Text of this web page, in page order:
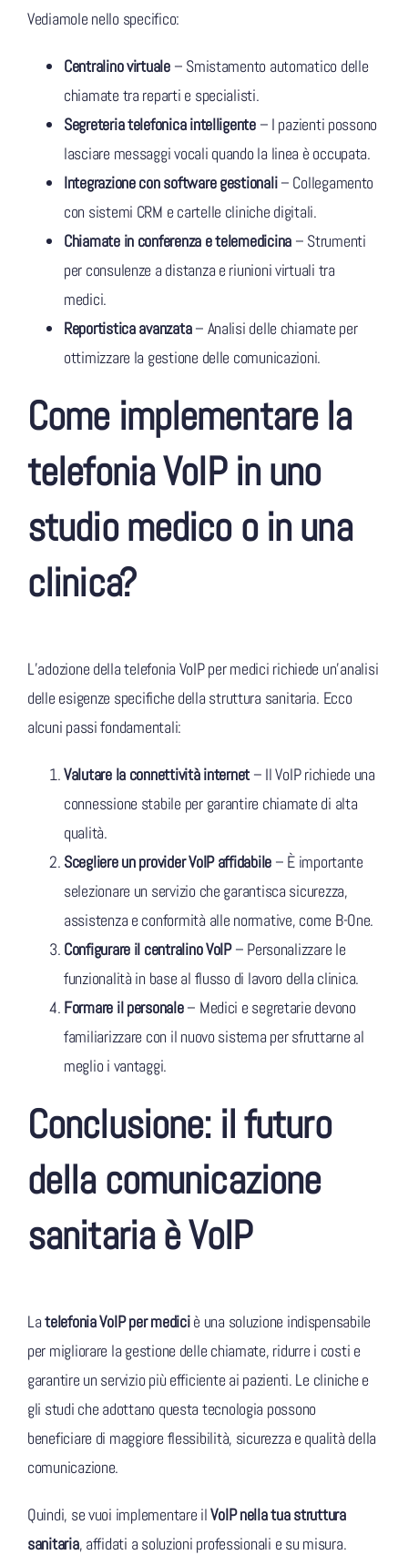
Vediamole nello specifico:
Centralino virtuale– Smistamento automatico delle
chiamate tra reparti e specialisti.
Segreteria telefonica intelligente– I pazienti possono
lasciare messaggi vocali quando la linea è occupata.
Integrazione con software gestionali– Collegamento
con sistemi CRM e cartelle cliniche digitali.
Chiamate in conferenza e telemedicina – Strumenti
per consulenze a distanza e riunioni virtuali tra
medici.
Reportistica avanzata– Analisi delle chiamate per
ottimizzare la gestione delle comunicazioni.
Come implementare la
telefonia VoIP in uno
studio medico o in una
clinica?
L’adozione della telefonia VoIP per medici richiede un’analisi
delle esigenze specifiche della struttura sanitaria. Ecco
alcuni passi fondamentali:
Valutare la connettività internet – Il VoIP richiede una
connessione stabile per garantire chiamate di alta
qualità.
Scegliere un provider VoIP affidabile – È importante
selezionare un servizio che garantisca sicurezza,
assistenza e conformità alle normative, come B-One.
Configurare il centralino VoIP– Personalizzare le
funzionalità in base al flusso di lavoro della clinica.
Formare il personale– Medici e segretarie devono
familiarizzare con il nuovo sistema per sfruttarne al
meglio i vantaggi.
Conclusione: il futuro
della comunicazione
sanitaria è VoIP
Latelefonia VoIP per mediciè una soluzione indispensabile
per migliorare la gestione delle chiamate, ridurre i costi e
garantire un servizio più efficiente ai pazienti. Le cliniche e
gli studi che adottano questa tecnologia possono
beneficiare di maggiore flessibilità, sicurezza e qualità della
comunicazione.
Quindi, se vuoi implementare ilVoIP nella tua struttura
sanitaria, affidati a soluzioni professionali e su misura.